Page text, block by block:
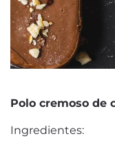
Polo cremoso de
Ingredientes: